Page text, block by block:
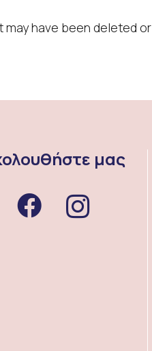
have been deleted
μας